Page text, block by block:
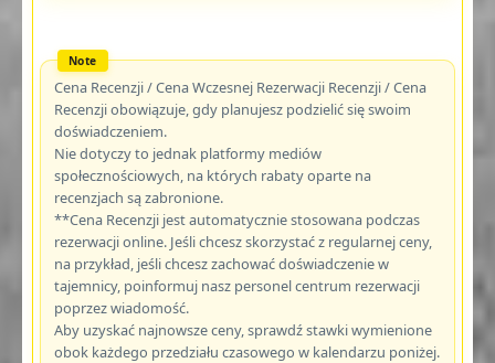
Cena Recenzji / Cena Wczesnej Rezerwacji Recenzji / Cena
Recenzji obowiązuje, gdy planujesz podzielić się swoim
doświadczeniem.
Nie dotyczy to jednak platformy mediów
społecznościowych, na których rabaty oparte na
recenzjach są zabronione.
**Cena Recenzji jest automatycznie stosowana podczas
rezerwacji online. Jeśli chcesz skorzystać z regularnej ceny,
na przykład, jeśli chcesz zachować doświadczenie w
tajemnicy, poinformuj nasz personel centrum rezerwacji
poprzez wiadomość.
Aby uzyskać najnowsze ceny, sprawdź stawki wymienione
obok każdego przedziału czasowego w kalendarzu poniżej.